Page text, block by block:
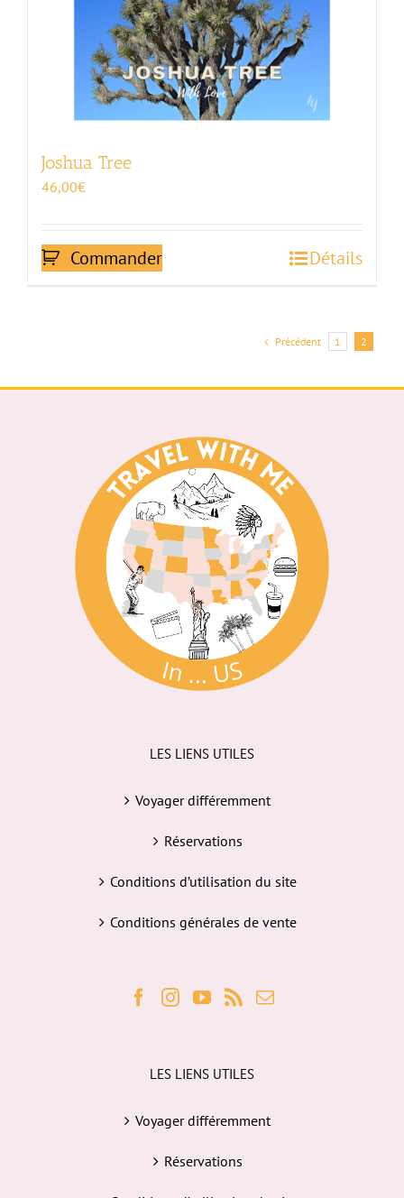
Joshua Tree
46,00€
Commander Détails
Précédent 1 2
LES LIENS UTILES
Voyager différemment
Réservations
Conditions d’utilisation du site
Conditions générales de vente
LES LIENS UTILES
Voyager différemment
Réservations